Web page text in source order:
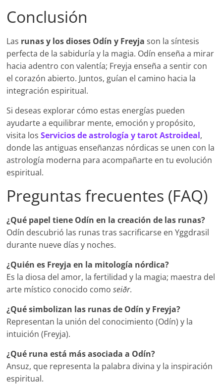
Conclusión
Las runas y los dioses Odín y Freyja son la síntesis
perfecta de la sabiduría y la magia. Odín enseña a mirar
hacia adentro con valentía; Freyja enseña a sentir con
el corazón abierto. Juntos, guían el camino hacia la
integración espiritual.
Si deseas explorar cómo estas energías pueden
ayudarte a equilibrar mente, emoción y propósito,
visita losServicios de astrología y tarot Astroideal,
donde las antiguas enseñanzas nórdicas se unen con la
astrología moderna para acompañarte en tu evolución
espiritual.
Preguntas frecuentes (FAQ)
¿Qué papel tiene Odín en la creación de las runas?
Odín descubrió las runas tras sacrificarse en Yggdrasil
durante nueve días y noches.
¿Quién es Freyja en la mitología nórdica?
Es la diosa del amor, la fertilidad y la magia; maestra del
arte místico conocido comoseiðr.
¿Qué simbolizan las runas de Odín y Freyja?
Representan la unión del conocimiento (Odín) y la
intuición (Freyja).
¿Qué runa está más asociada a Odín?
Ansuz, que representa la palabra divina y la inspiración
espiritual.